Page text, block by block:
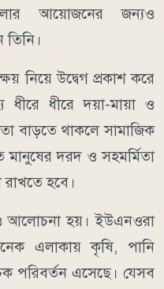
আয়োজনের জন্যও
নিয়ে উদ্বেগ প্রকাশ করে
ধীরে ধীরে দয়া-মায়া ও
বাড়তে থাকলে সামাজিক
মানুষের দরদ ও সহমর্মিতা
রাখতে হবে।
আলোচনা হয়। ইউএনওরা
এলাকায় কৃষি, পানি
পরিবর্তন এসেছে। যেসব